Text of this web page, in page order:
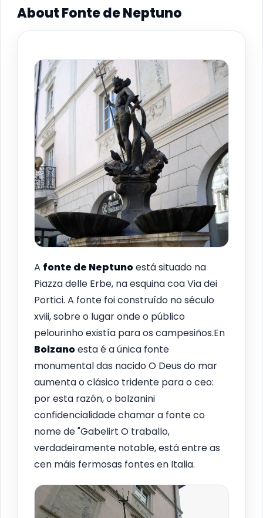
About Fonte de Neptuno
A fonte de Neptunoestá situado na
Piazza delle Erbe, na esquina coa Via dei
Portici. A fonte foi construído no século
xviii, sobre o lugar onde o público
pelourinho existía para os campesiños.En
Bolzanoesta é a única fonte
monumental das nacido O Deus do mar
aumenta o clásico tridente para o ceo:
por esta razón, o bolzanini
confidencialidade chamar a fonte co
nome de "Gabelirt O traballo,
verdadeiramente notable, está entre as
cen máis fermosas fontes en Italia.